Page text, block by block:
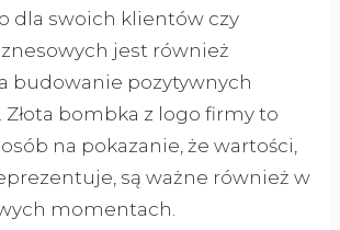
dla swoich klientów czy
jest również
budowanie pozytywnych
Złota bombka z logo firmy to
na pokazanie, że wartości,
są ważne również w
momentach.